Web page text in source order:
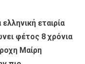
εταιρία
φέτος 8 χρόνια
Μαίρη